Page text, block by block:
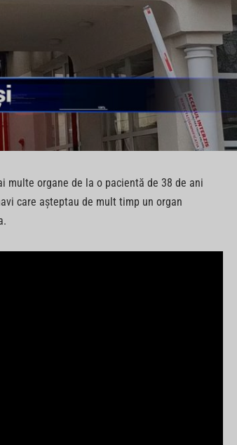
multe organe de la o pacientă de 38 de ani
care aşteptau de mult timp un organ